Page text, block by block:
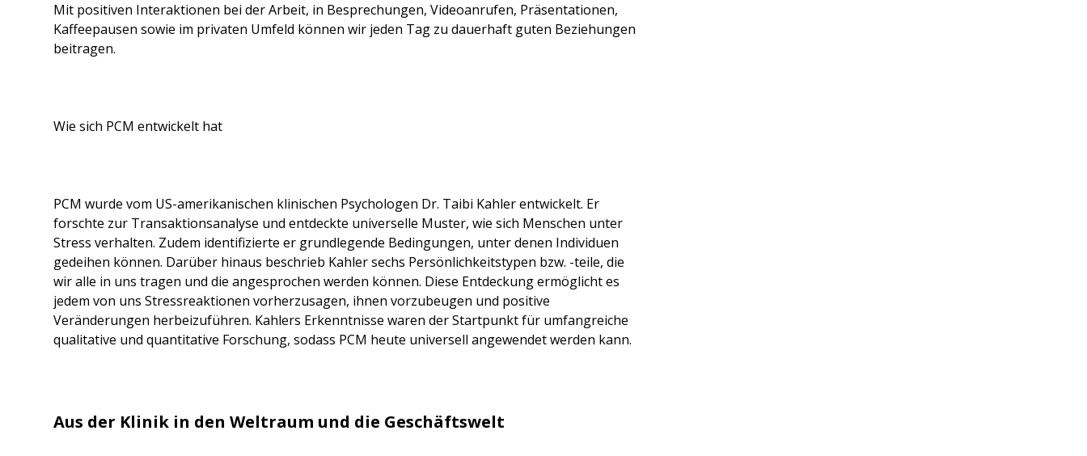
Mit positiven Interaktionen bei der Arbeit, in Besprechungen, Videoanrufen, Präsentationen,
Kaffeepausen sowie im privaten Umfeld können wir jeden Tag zu dauerhaft guten Beziehungen
beitragen.
Wie sich PCM entwickelt hat
PCM wurde vom US-amerikanischen klinischen Psychologen Dr. Taibi Kahler entwickelt. Er
forschte zur Transaktionsanalyse und entdeckte universelle Muster, wie sich Menschen unter
Stress verhalten. Zudem identifizierte er grundlegende Bedingungen, unter denen Individuen
gedeihen können. Darüber hinaus beschrieb Kahler sechs Persönlichkeitstypen bzw. -teile, die
wir alle in uns tragen und die angesprochen werden können. Diese Entdeckung ermöglicht es
jedem von uns Stressreaktionen vorherzusagen, ihnen vorzubeugen und positive
Veränderungen herbeizuführen. Kahlers Erkenntnisse waren der Startpunkt für umfangreiche
qualitative und quantitative Forschung, sodass PCM heute universell angewendet werden kann.
Aus der Klinik in den Weltraum und die Geschäftswelt